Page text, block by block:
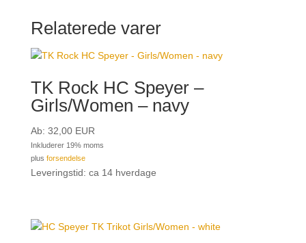
Relaterede varer
TK Rock HC Speyer –
Girls/Women – navy
Ab: 32,00EUR
Inkluderer 19% moms
plus forsendelse
Leveringstid: ca 14 hverdage